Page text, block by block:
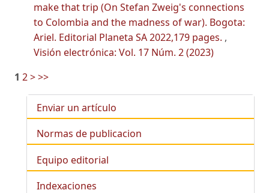
make that trip (On Stefan Zweig's connections
to Colombia and the madness of war). Bogota:
Ariel. Editorial Planeta SA 2022,179 pages. ,
Visión electrónica: Vol. 17 Núm. 2 (2023)
1 2>>>
Enviar un artículo
Normas de publicacion
Equipo editorial
Indexaciones